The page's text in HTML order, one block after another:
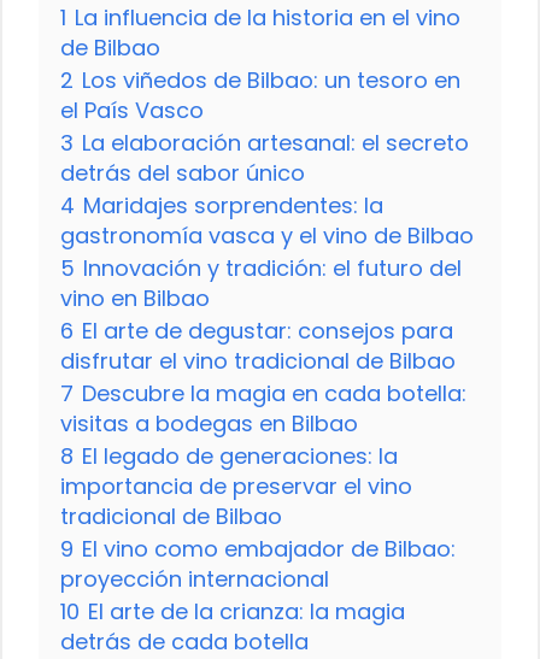
1 La influencia de la historia en el vino
de Bilbao
2 Los viñedos de Bilbao: un tesoro en
el País Vasco
3 La elaboración artesanal: el secreto
detrás del sabor único
4 Maridajes sorprendentes: la
gastronomía vasca y el vino de Bilbao
5 Innovación y tradición: el futuro del
vino en Bilbao
6 El arte de degustar: consejos para
disfrutar el vino tradicional de Bilbao
7 Descubre la magia en cada botella:
visitas a bodegas en Bilbao
8 El legado de generaciones: la
importancia de preservar el vino
tradicional de Bilbao
9 El vino como embajador de Bilbao:
proyección internacional
10 El arte de la crianza: la magia
detrás de cada botella